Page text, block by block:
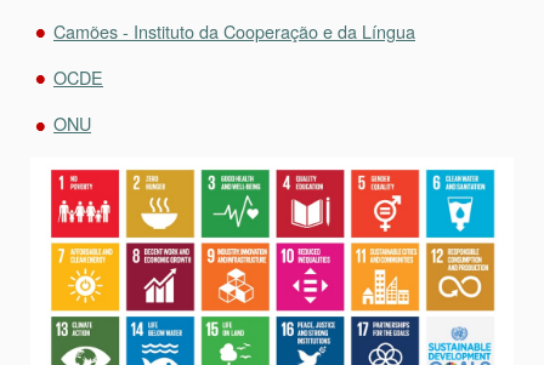
Camões - Instituto da Cooperação e da Língua
OCDE
ONU